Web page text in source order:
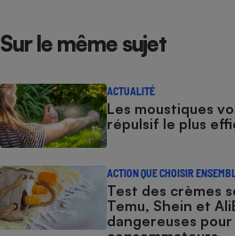
Sur le même sujet
ACTUALITÉ
Les moustiques
répulsif le plus
ACTION QUE CHOISIR
Test des crèmes
Temu, Shein et
dangereuses